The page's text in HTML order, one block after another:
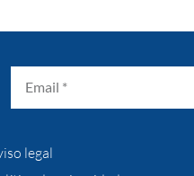
legal